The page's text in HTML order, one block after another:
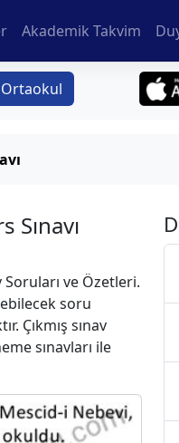
Akademik Takvim
Ortaokul
Soruları ve Özetleri.
soru
Çıkmış sınav
sınavları ile